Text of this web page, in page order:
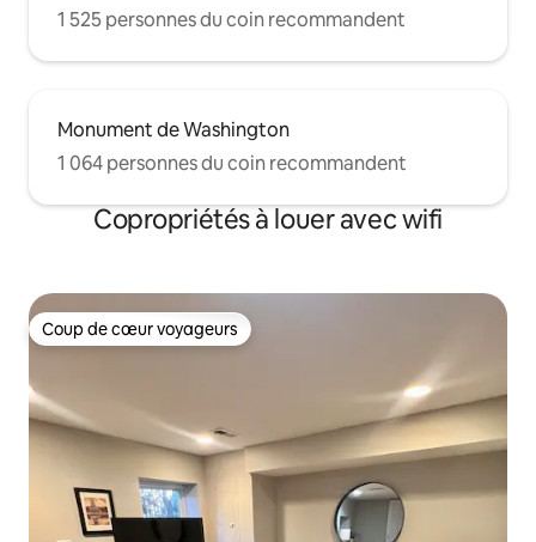
1 525 personnes du coin recommandent
Monument de Washington
1 064 personnes du coin recommandent
Copropriétés à louer avec wifi
Coup de cœur voyageurs
Coup de cœur voyageurs